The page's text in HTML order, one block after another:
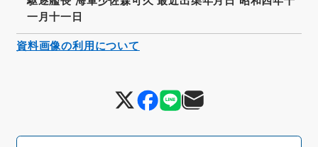
一月十一日
資料画像の利用について